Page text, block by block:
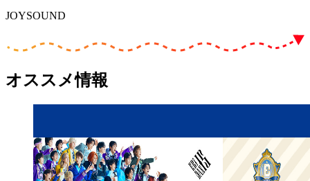
JOYSOUND
オススメ情報